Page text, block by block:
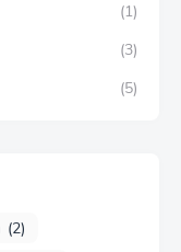
(1)
(3)
(5)
(2)